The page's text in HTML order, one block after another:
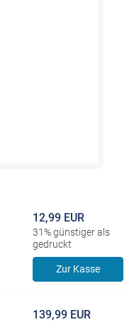
12,99 EUR
31% günstiger als
gedruckt
Zur Kasse
139,99 EUR